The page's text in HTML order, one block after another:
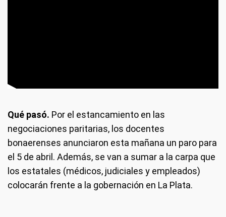
Qué pasó. Por el estancamiento en las
negociaciones paritarias, los docentes
bonaerenses anunciaron esta mañana un paro para
el 5 de abril. Además, se van a sumar a la carpa que
los estatales (médicos, judiciales y empleados)
colocarán frente a la gobernación en La Plata.